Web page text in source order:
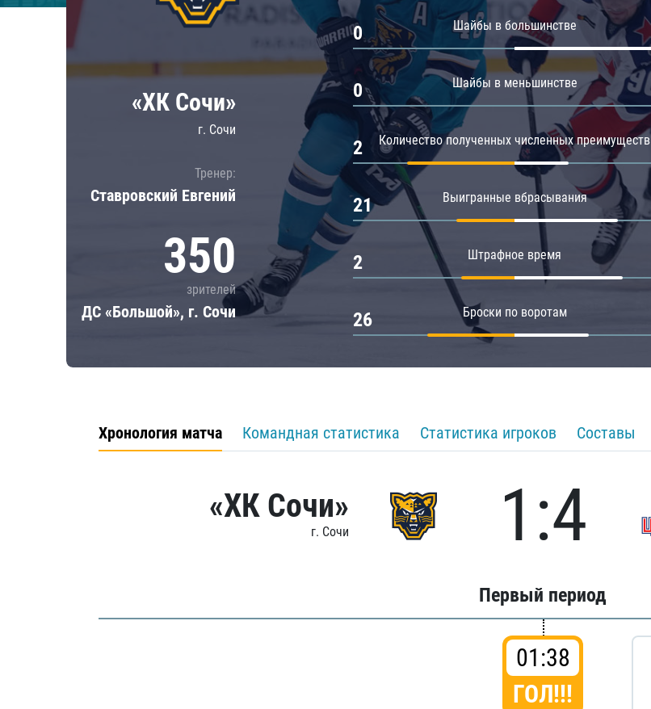
Локомотив
ЦСКА
Шанхайские Драконы
Амур
Барыс
Салават Юлаев
«ХК Сочи»
г. Сочи
Тренер:
Ставровский Евгений
350
зрителей
ДС «Большой», г. Сочи
Шайбы в большинстве
0
Шайбы в меньшинстве
0
Количество полученных численных преимуществ
2
Выигранные вбрасывания
21
Штрафное время
2
Броски по воротам
26
Хронология матча Командная статистика Статистика игроков Составы
«ХК Сочи»
г. Сочи 1:4
Первый период
01:38
ГОЛ!!!